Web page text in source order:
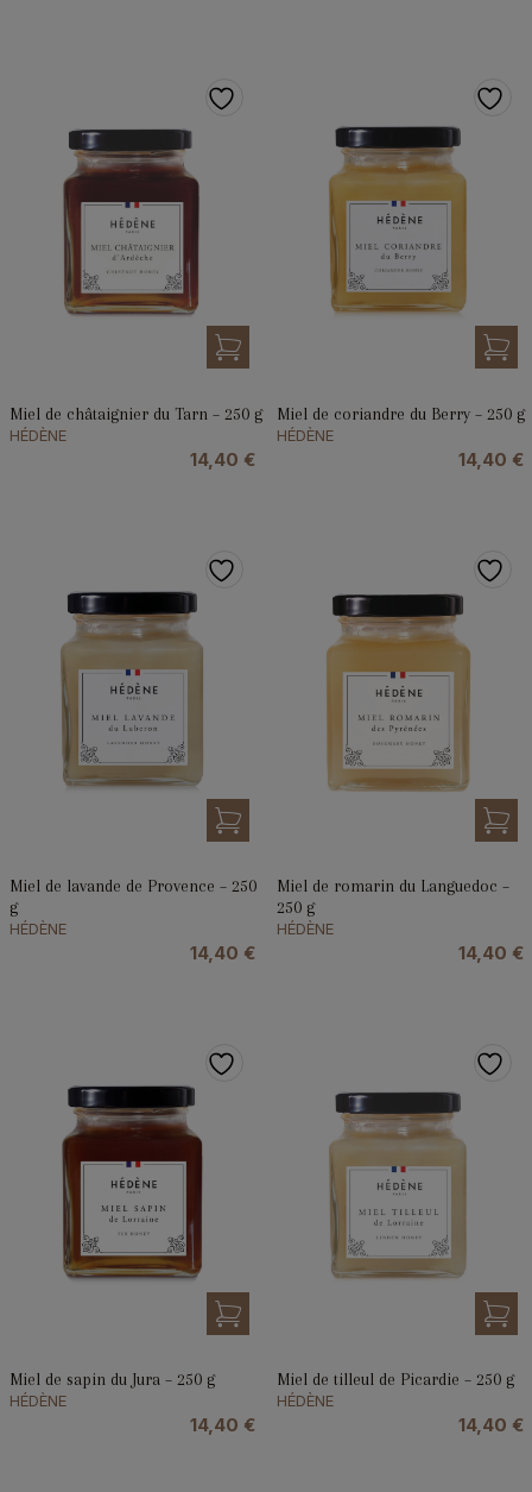
Miel de châtaignier du Tarn – 250 g
HÉDÈNE
14,40 €
Miel de coriandre du Berry – 250 g
HÉDÈNE
14,40 €
Miel de lavande de Provence – 250
g
HÉDÈNE
14,40 €
Miel de romarin du Languedoc –
250 g
HÉDÈNE
14,40 €
Miel de sapin du Jura – 250 g
HÉDÈNE
14,40 €
Miel de tilleul de Picardie – 250 g
HÉDÈNE
14,40 €